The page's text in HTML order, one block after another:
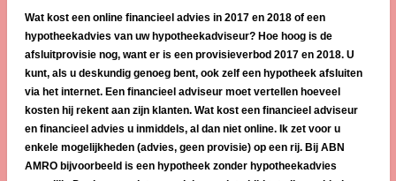
Wat kost een online financieel advies in 2017 en 2018 of een
hypotheekadvies van uw hypotheekadviseur? Hoe hoog is de
afsluitprovisie nog, want er is een provisieverbod 2017 en 2018. U
kunt, als u deskundig genoeg bent, ook zelf een hypotheek afsluiten
via het internet. Een financieel adviseur moet vertellen hoeveel
kosten hij rekent aan zijn klanten. Wat kost een financieel adviseur
en financieel advies u inmiddels, al dan niet online. Ik zet voor u
enkele mogelijkheden (advies, geen provisie) op een rij. Bij ABN
AMRO bijvoorbeeld is een hypotheek zonder hypotheekadvies